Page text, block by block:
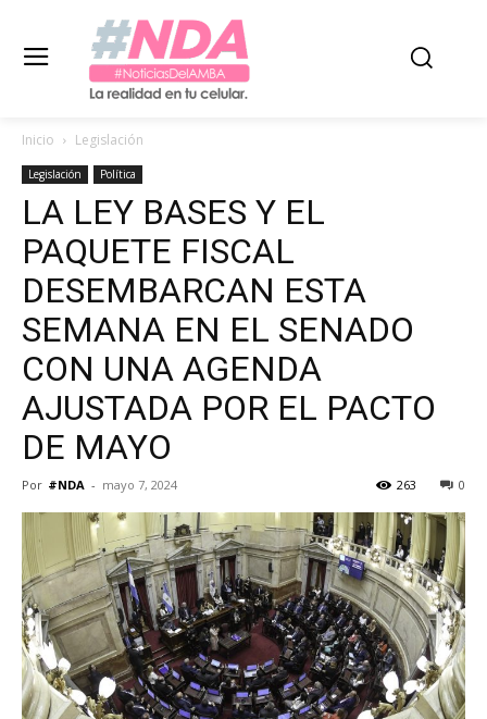
Inicio Legislación
Legislación Política
LA LEY BASES Y EL
PAQUETE FISCAL
DESEMBARCAN ESTA
SEMANA EN EL SENADO
CON UNA AGENDA
AJUSTADA POR EL PACTO
DE MAYO
Por #NDA - mayo 7, 2024 0
263